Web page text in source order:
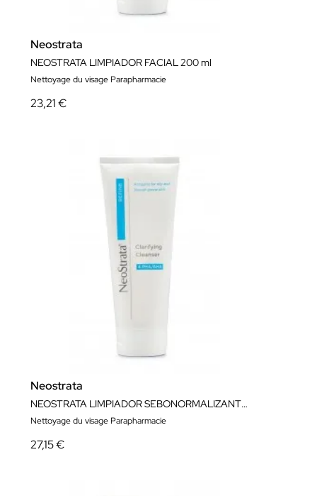
Neostrata
NEOSTRATA LIMPIADOR FACIAL 200 ml
Nettoyage du visage Parapharmacie
23,21 €
Neostrata
NEOSTRATA LIMPIADOR SEBONORMALIZANTE 200ml
Nettoyage du visage Parapharmacie
27,15 €